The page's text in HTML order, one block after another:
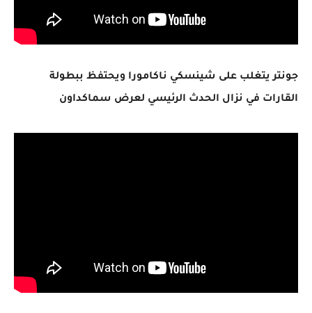
جونتر يتغلب على شينسكي ناكامورا ويحتفظ ببطولة
القارات في نزال الحدث الرئيسي لعرض سماكداون